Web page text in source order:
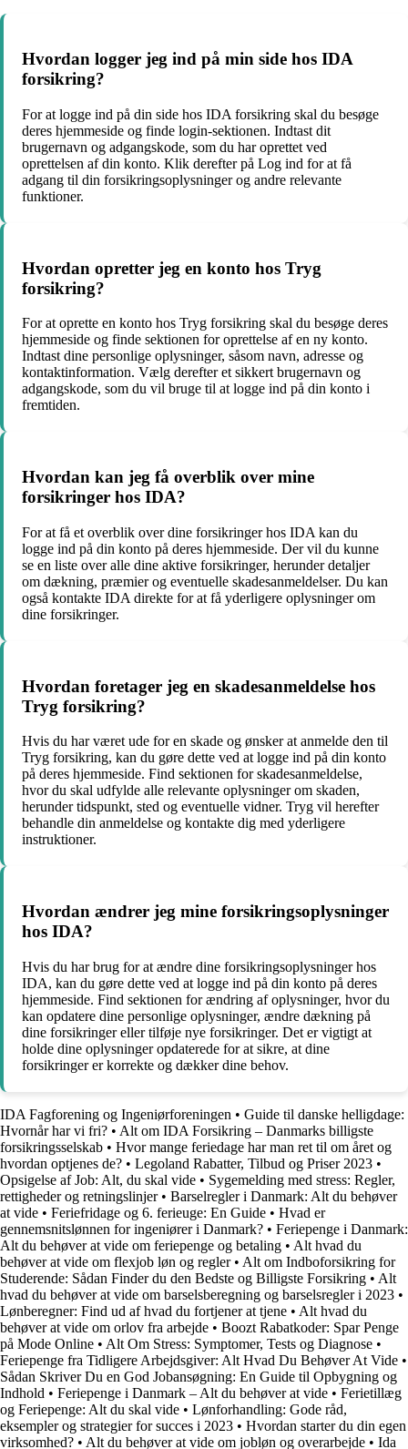
Hvordan logger jeg ind på min side hos IDA
forsikring?
For at logge ind på din side hos IDA forsikring skal du besøge
deres hjemmeside og finde login-sektionen. Indtast dit
brugernavn og adgangskode, som du har oprettet ved
oprettelsen af din konto. Klik derefter på Log ind for at få
adgang til din forsikringsoplysninger og andre relevante
funktioner.
Hvordan opretter jeg en konto hos Tryg
forsikring?
For at oprette en konto hos Tryg forsikring skal du besøge deres
hjemmeside og finde sektionen for oprettelse af en ny konto.
Indtast dine personlige oplysninger, såsom navn, adresse og
kontaktinformation. Vælg derefter et sikkert brugernavn og
adgangskode, som du vil bruge til at logge ind på din konto i
fremtiden.
Hvordan kan jeg få overblik over mine
forsikringer hos IDA?
For at få et overblik over dine forsikringer hos IDA kan du
logge ind på din konto på deres hjemmeside. Der vil du kunne
se en liste over alle dine aktive forsikringer, herunder detaljer
om dækning, præmier og eventuelle skadesanmeldelser. Du kan
også kontakte IDA direkte for at få yderligere oplysninger om
dine forsikringer.
Hvordan foretager jeg en skadesanmeldelse hos
Tryg forsikring?
Hvis du har været ude for en skade og ønsker at anmelde den til
Tryg forsikring, kan du gøre dette ved at logge ind på din konto
på deres hjemmeside. Find sektionen for skadesanmeldelse,
hvor du skal udfylde alle relevante oplysninger om skaden,
herunder tidspunkt, sted og eventuelle vidner. Tryg vil herefter
behandle din anmeldelse og kontakte dig med yderligere
instruktioner.
Hvordan ændrer jeg mine forsikringsoplysninger
hos IDA?
Hvis du har brug for at ændre dine forsikringsoplysninger hos
IDA, kan du gøre dette ved at logge ind på din konto på deres
hjemmeside. Find sektionen for ændring af oplysninger, hvor du
kan opdatere dine personlige oplysninger, ændre dækning på
dine forsikringer eller tilføje nye forsikringer. Det er vigtigt at
holde dine oplysninger opdaterede for at sikre, at dine
forsikringer er korrekte og dækker dine behov.
IDA Fagforening og Ingeniørforeningen • Guide til danske helligdage:
Hvornår har vi fri? • Alt om IDA Forsikring – Danmarks billigste
forsikringsselskab • Hvor mange feriedage har man ret til om året og
hvordan optjenes de? • Legoland Rabatter, Tilbud og Priser 2023 •
Opsigelse af Job: Alt, du skal vide • Sygemelding med stress: Regler,
rettigheder og retningslinjer• Barselregler i Danmark: Alt du behøver
at vide • Feriefridage og 6. ferieuge: En Guide • Hvad er
gennemsnitslønnen for ingeniører i Danmark? • Feriepenge i Danmark:
Alt du behøver at vide om feriepenge og betaling • Alt hvad du
behøver at vide om flexjob løn og regler• Alt om Indboforsikring for
Studerende: Sådan Finder du den Bedste og Billigste Forsikring • Alt
hvad du behøver at vide om barselsberegning og barselsregler i 2023 •
Lønberegner: Find ud af hvad du fortjener at tjene • Alt hvad du
behøver at vide om orlov fra arbejde • Boozt Rabatkoder: Spar Penge
på Mode Online • Alt Om Stress: Symptomer, Tests og Diagnose •
Feriepenge fra Tidligere Arbejdsgiver: Alt Hvad Du Behøver At Vide •
Sådan Skriver Du en God Jobansøgning: En Guide til Opbygning og
Indhold • Feriepenge i Danmark – Alt du behøver at vide • Ferietillæg
og Feriepenge: Alt du skal vide • Lønforhandling: Gode råd,
eksempler og strategier for succes i 2023 • Hvordan starter du din egen
virksomhed? • Alt du behøver at vide om jobløn og overarbejde • Ida